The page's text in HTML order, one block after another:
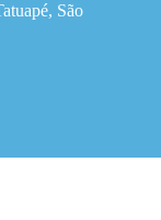
São